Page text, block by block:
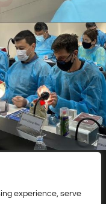
experience, serve